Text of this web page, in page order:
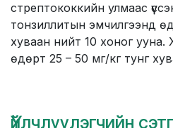
стрептококкийн улмаас
тонзиллитын эмчилгээнд
хуваан нийт 10 хоног ууна.
өдөрт 25 – 50 мг/кг тунг
Үйлчлүүлэгчийн